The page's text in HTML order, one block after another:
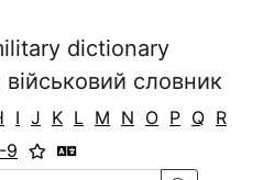
dictionary
словник
I J K L M N O P Q R
9